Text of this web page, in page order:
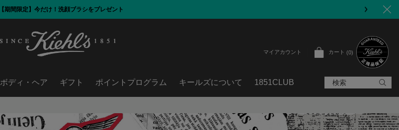
【期間限定】今だけ！洗顔ブラシをプレゼント
マイアカウント
カート 0
0 カート内の製品
ボディ・ヘア ギフト ポイントプログラム キールズについて 1851CLUB 検索